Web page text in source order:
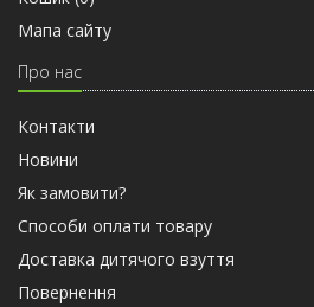
Мапа сайту
Про нас
Контакти
Новини
Як замовити?
Способи оплати товару
Доставка дитячого взуття
Повернення